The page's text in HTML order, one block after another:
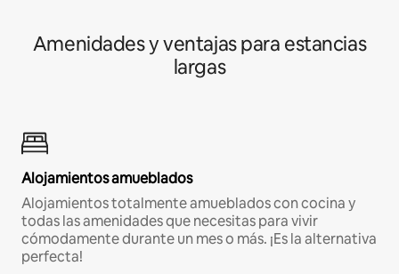
Amenidades y ventajas para estancias
largas
Alojamientos amueblados
Alojamientos totalmente amueblados con cocina y
todas las amenidades que necesitas para vivir
cómodamente durante un mes o más. ¡Es la alternativa
perfecta!